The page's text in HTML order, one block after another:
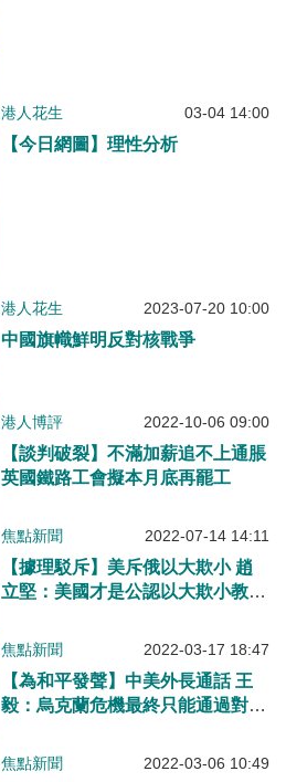
港人花生 03-04 14:00
【今日網圖】理性分析
港人花生 2023-07-20 10:00
中國旗幟鮮明反對核戰爭
港人博評 2022-10-06 09:00
【談判破裂】不滿加薪追不上通脹
英國鐵路工會擬本月底再罷工
焦點新聞 2022-07-14 14:11
【據理駁斥】美斥俄以大欺小 趙
立堅：美國才是公認以大欺小教科
焦點新聞 2022-03-17 18:47
【為和平發聲】中美外長通話 王
毅：烏克蘭危機最終只能通過對話
焦點新聞 2022-03-06 10:49